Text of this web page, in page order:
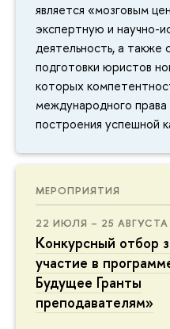
является «мозговым
экспертную и научно-
деятельность, а также
подготовки юристов
которых
международного
построения успешной
МЕРОПРИЯТИЯ
22 ИЮЛЯ – 25 АВГУСТА
Конкурсный отбор
участие в
Будущее Гранты
преподавателям»